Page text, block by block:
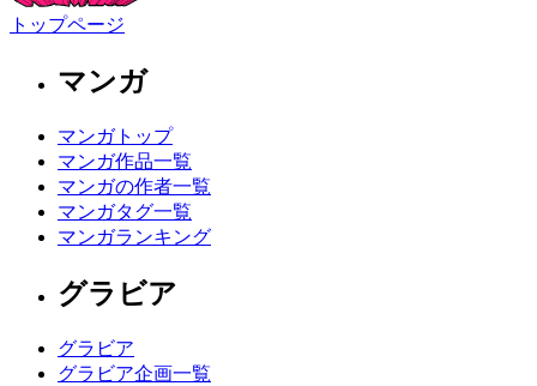
トップページ
マンガ
マンガトップ
マンガ作品一覧
マンガの作者一覧
マンガタグ一覧
マンガランキング
グラビア
グラビア
グラビア企画一覧